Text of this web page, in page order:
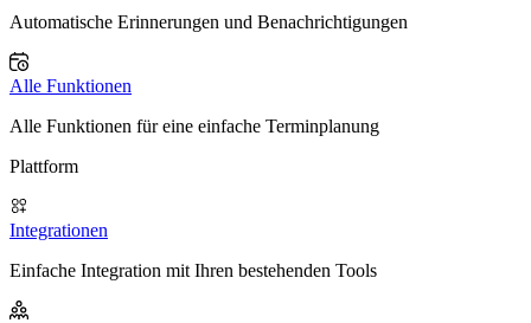
Automatische Erinnerungen und Benachrichtigungen
Alle Funktionen
Alle Funktionen für eine einfache Terminplanung
Plattform
Integrationen
Einfache Integration mit Ihren bestehenden Tools